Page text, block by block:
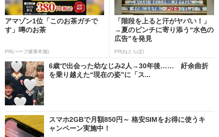
アマゾン1位「このお茶ガチで
す」噂のお茶
PR(ハーブ健康本舗)
「階段を上ると汗がヤバい！」
→夏のピンチに寄り添う“水色の
広告”を発見
PR(ねとらぼ)
6歳で出会った幼なじみ2人→30年後…… 紆余曲折
を乗り越えた“現在の姿”に「ス...
スマホ2GBで月額850円～ 格安SIMをお得に使うキ
ャンペーン実施中！